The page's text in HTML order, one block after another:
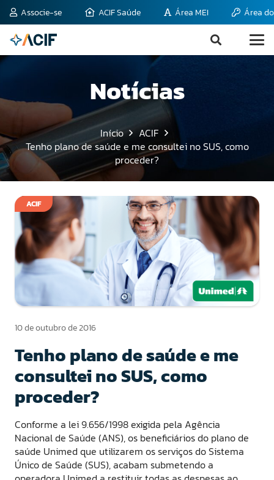
Associe-se ACIF Saúde Área MEI Área
Notícias
Início
ACIF
Tenho plano de saúde e me consultei no SUS, como
proceder?
ACIF
10 de outubro de 2016
Tenho plano de saúde e me
consultei no SUS, como
proceder?
Conforme a lei 9.656/1998 exigida pela Agência
Nacional de Saúde (ANS), os beneficiários do plano de
saúde Unimed que utilizarem os serviços do Sistema
Único de Saúde (SUS), acabam submetendo a